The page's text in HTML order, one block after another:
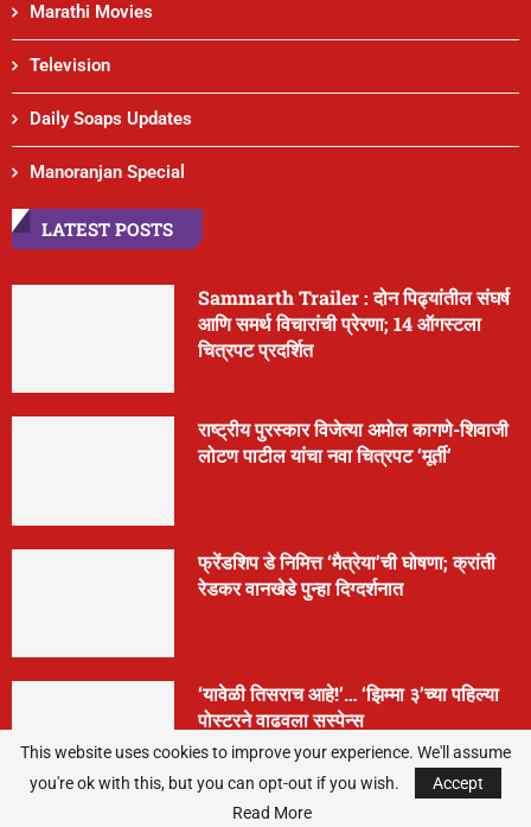
Marathi Movies
Television
Daily Soaps Updates
Manoranjan Special
LATEST POSTS
Sammarth Trailer : दोन पिढ्यांतील संघर्ष
आणि समर्थ विचारांची प्रेरणा; 14 ऑगस्टला
चित्रपट प्रदर्शित
राष्ट्रीय पुरस्कार विजेत्या अमोल कागणे-शिवाजी
लोटण पाटील यांचा नवा चित्रपट ‘मूर्ती’
फ्रेंडशिप डे निमित्त ‘मैत्रेया’ची घोषणा; क्रांती
रेडकर वानखेडे पुन्हा दिग्दर्शनात
‘यावेळी तिसराच आहे!’… ‘झिम्मा ३’च्या पहिल्या
पोस्टरने वाढवला सस्पेन्स
This website uses cookies to improve your experience. We'll assume
you're ok with this, but you can opt-out if you wish.
Accept
Read More